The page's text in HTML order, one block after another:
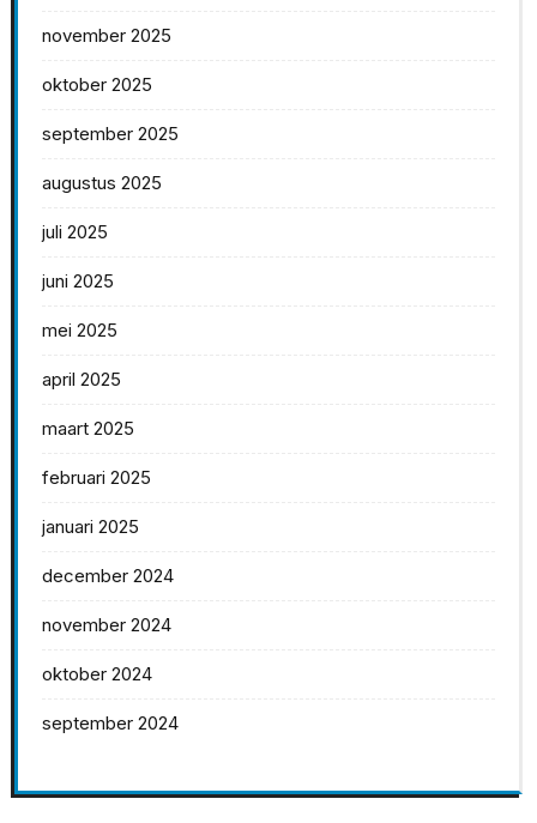
november 2025
oktober 2025
september 2025
augustus 2025
juli 2025
juni 2025
mei 2025
april 2025
maart 2025
februari 2025
januari 2025
december 2024
november 2024
oktober 2024
september 2024